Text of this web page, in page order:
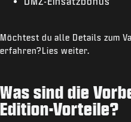
Möchtest du alle Details zum
erfahren?Lies weiter.
Was sind die
Edition-Vorteile?